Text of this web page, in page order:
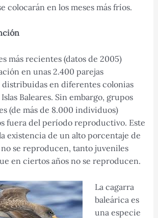
colocarán en los meses más fríos.
más recientes (datos de 2005)
en unas 2.400 parejas
en diferentes colonias
Baleares. Sin embargo, grupos
(de más de 8.000 individuos)
fuera del período reproductivo. Este
existencia de un alto porcentaje de
se reproducen, tanto juveniles
en ciertos años no se reproducen.
La cagarra
baleárica es
una especie